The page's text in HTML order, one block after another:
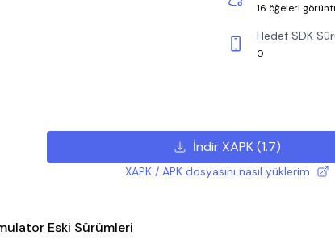
16 öğeleri
Hedef SDK
0
İndir XAPK(1.7)
XAPK / APK dosyasını nasıl yüklerim
Eski Sürümleri